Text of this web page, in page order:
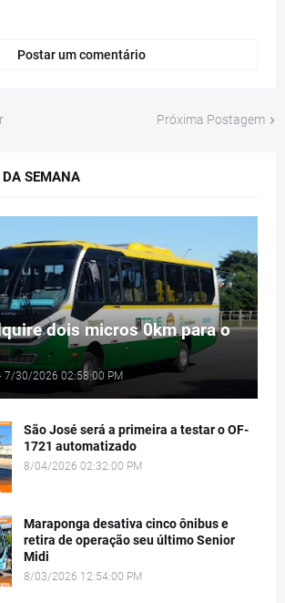
Postar um comentário
Próxima Postagem
SEMANA
dois micros 0km para o
7/30/2026 02:58:00 PM
São José será a primeira a testar o OF-
1721 automatizado
8/04/2026 02:32:00 PM
Maraponga desativa cinco ônibus e
retira de operação seu último Senior
Midi
8/03/2026 12:54:00 PM